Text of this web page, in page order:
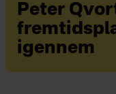
Peter
igennem